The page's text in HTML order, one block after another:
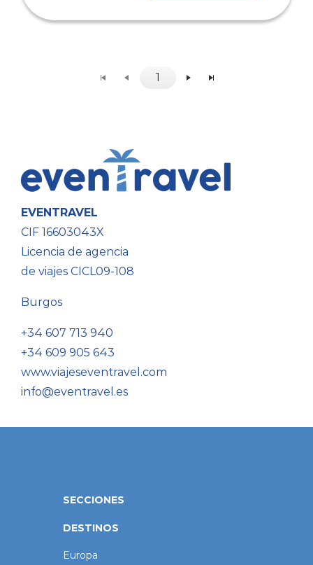
1
EVENTRAVEL
CIF 16603043X
Licencia de agencia
de viajes CICL09-108
Burgos
+34 607 713 940
+34 609 905 643
www.viajeseventravel.com
info@eventravel.es
SECCIONES
DESTINOS
Europa